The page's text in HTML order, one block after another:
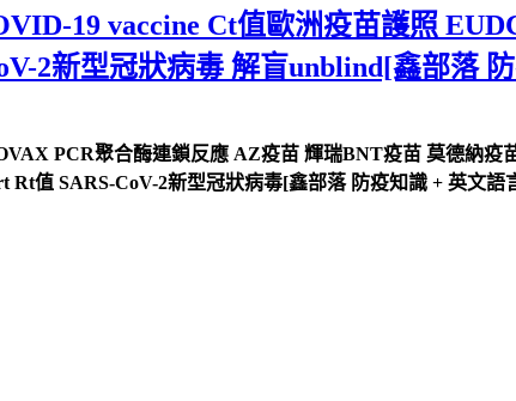
19 vaccine Ct值歐洲疫苗護照
2新型冠狀病毒 解盲unblind[鑫部落
PCR聚合酶連鎖反應 AZ疫苗 輝瑞BNT疫苗 莫德納疫
值 SARS-CoV-2新型冠狀病毒[鑫部落 防疫知識 + 英文語